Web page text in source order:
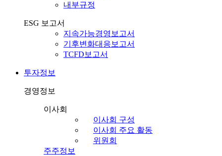
내부규정
ESG 보고서
지속가능경영보고서
기후변화대응보고서
TCFD보고서
투자정보
경영정보
이사회
이사회 구성
이사회 주요 활동
위원회
주주정보